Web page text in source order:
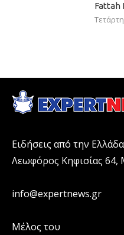
Fattah
Ειδήσεις από την
Λεωφόρος Κηφισίας 64,
info@expertnews.gr
Μέλος του